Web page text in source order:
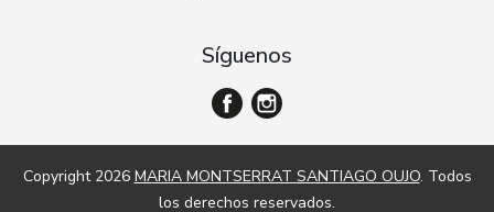
Síguenos
Copyright 2026 MARIA MONTSERRAT SANTIAGO OUJO. Todos
los derechos reservados.